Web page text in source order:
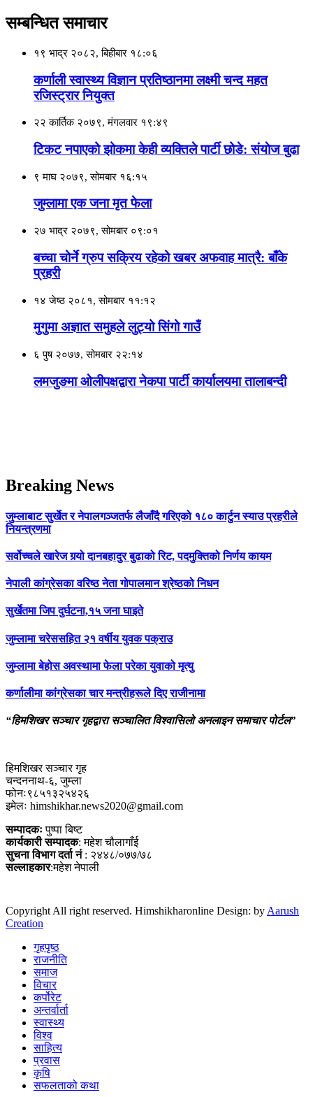
सम्बन्धित समाचार
१९ भाद्र २०८२, बिहीबार १८:०६
कर्णाली स्वास्थ्य विज्ञान प्रतिष्ठानमा लक्ष्मी चन्द महत
रजिस्ट्रार नियुक्त
२२ कार्तिक २०७९, मंगलवार १९:४९
टिकट नपाएको झोकमा केही व्यक्तिले पार्टी छोडे: संयाेज बुढा
९ माघ २०७९, सोमबार १६:१५
जुम्लामा एक जना मृत फेला
२७ भाद्र २०७९, सोमबार ०९:०१
बच्चा चोर्ने ग्रुप सक्रिय रहेको खबर अफवाह मात्रै: बाँके
प्रहरी
१४ जेष्ठ २०८१, सोमबार ११:१२
मुगुमा अज्ञात समुहले लुट्यो सिंगो गाउँ
६ पुष २०७७, सोमबार २२:१४
लमजुङमा ओलीपक्षद्वारा नेकपा पार्टी कार्यालयमा तालाबन्दी
Breaking News
जुम्लाबाट सुर्खेत र नेपालगञ्जतर्फ लैजाँदै गरिएको १८० कार्टुन स्याउ प्रहरीले
नियन्त्रणमा
सर्वोच्चले खारेज गर्‍यो दानबहादुर बुढाको रिट, पदमुक्तिको निर्णय कायम
नेपाली कांग्रेसका वरिष्ठ नेता गोपालमान श्रेष्ठको निधन
सुर्खेतमा जिप दुर्घटना,१५ जना घाइते
जुम्लामा चरेससहित २१ वर्षीय युवक पक्राउ
जुम्लामा बेहोस अवस्थामा फेला परेका युवाको मृत्यु
कर्णालीमा कांग्रेसका चार मन्त्रीहरूले दिए राजीनामा
“हिमशिखर सञ्चार गृहद्वारा सञ्चालित विश्वासिलो अनलाइन समाचार पोर्टल”
हिमशिखर सञ्चार गृह
चन्दननाथ-६, जुम्ला
फोनः९८५१३२५४२६
इमेलः himshikhar.news2020@gmail.com
सम्पादकःपुष्पा बिष्ट
कार्यकारी सम्पादक: महेश चौलागाँई
सुचना विभाग दर्ता नं: २४४८/०७७/७८
सल्लाहकार:महेश नेपाली
Copyright All right reserved. Himshikharonline Design: byAarush
Creation
गृहपृष्ठ
राजनीति
समाज
विचार
कर्पोरेट
अन्तर्वार्ता
स्वास्थ्य
विश्व
साहित्य
प्रवास
कृषि
सफलताको कथा